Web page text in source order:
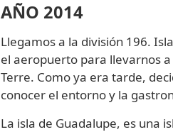
AÑO 2014
Llegamos a la división 196.
el aeropuerto para llevarnos
Terre. Como ya era tarde,
conocer el entorno y la
La isla de Guadalupe, es una